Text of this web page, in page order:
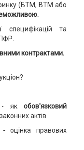
(БТМ, ВТМ або
специфікацій та
контрактами.
- якобов'язковий
актів.
-оцінка правових